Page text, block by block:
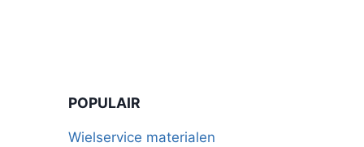
POPULAIR
Wielservice materialen